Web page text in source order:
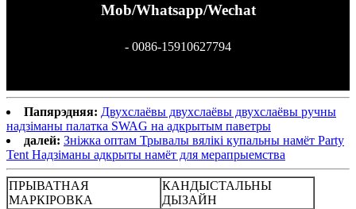
Mob/Whatsapp/Wechat
- 0086-15910627794
Папярэдняя: Двухслаёвы двухслаёвы двухслаёвы ручны
надзіманы палатка SWAG на адкрытым паветры
далей: Зніжка оптам Трывалы вялікі купальны намёт Party
Tent Надзіманы адкрыты намёт для мерапрыемства
ПРЫВАТНАЯ
МАРКІРОВКА
КАНДЫСТАЛЬНЫ
ДЫЗАЙН